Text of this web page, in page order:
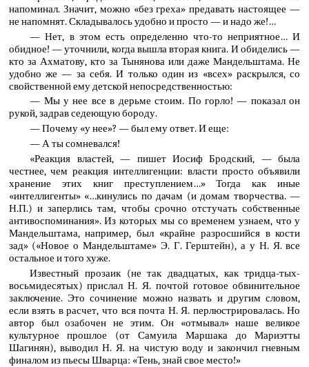
напоминал. Значит, можно «без греха» предавать настоящее —
не напомнят. Складывалось удобно и просто — и надо же!…
— Нет, в этом есть определенно что-то неприятное… И
обидное! — уточнили, когда вышла вторая книга. И обиделись —
кто за Ахматову, кто за Тынянова или даже Мандельштама. Не
удобно же — за себя. И только один из «всех» раскрылся, со
свойственной ему детской непосредственностью:
— Мы у нее все в дерьме стоим. По горло! — показал он
рукой, задрав седеющую бороду.
— Почему «у нее»? — был ему ответ. И еще:
— А ты сомневался!
«Реакция властей, — пишет Иосиф Бродский, — была
честнее, чем реакция интеллигенции: власти просто объявили
хранение этих книг преступлением…» Тогда как иные
«интеллигенты» «…кинулись по дачам (и домам творчества. —
Н.П.) и заперлись там, чтобы срочно отстучать собственные
антивоспоминания». Из которых мы со временем узнаем, что у
Мандельштама, например, был «крайне разросшийся в кости
зад» («Новое о Мандельштаме» Э. Г. Герштейн), а у Н. Я. все
остальное и того хуже.
Известный прозаик (не так двадцатых, как тридца-тых-
восьмидесятых) прислал Н. Я. почтой готовое обвинительное
заключение. Это сочинение можно назвать и другим словом,
если взять в расчет, что вся почта Н. Я. перлюстрировалась. Но
автор был озабочен не этим. Он «отмывал» наше великое
культурное прошлое (от Самуила Маршака до Мариэтты
Шагинян), выводил Н. Я. на чистую воду и закончил гневным
финалом из пьесы Шварца: «Тень, знай свое место!»